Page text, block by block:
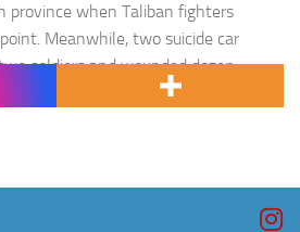
province when Taliban fighters
Meanwhile, two suicide car
soldiers and wounded dozen